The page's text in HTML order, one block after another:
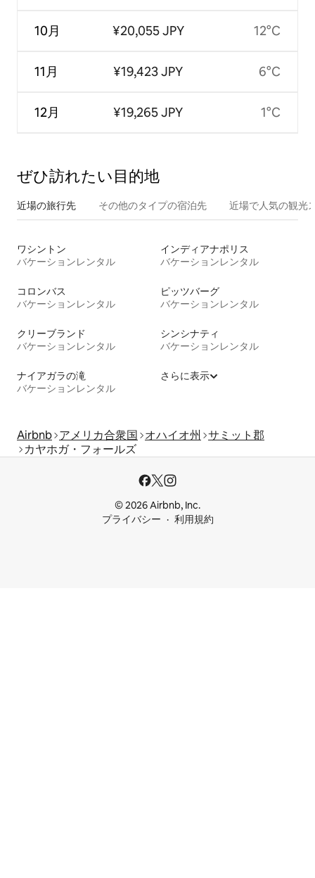
10月
11月
12月
¥20,055 JPY
¥19,423 JPY
¥19,265 JPY
12°C
6°C
1°C
ぜひ訪⁠れ⁠た⁠い目⁠的⁠地
近場の旅行先 その他のタ⁠イ⁠プ⁠の宿⁠泊⁠先 近場で人気の観光
ワシントン
バケーションレンタル
インディアナポリス
バケーションレンタル
コロンバス
バケーションレンタル
ピッツバーグ
バケーションレンタル
クリーブランド
バケーションレンタル
シンシナティ
バケーションレンタル
ナイアガラの滝
バケーションレンタル
さらに表示
Airbnb アメリカ合衆国 オハイオ州
サミット郡
カヤホガ・フォールズ
© 2026 Airbnb, Inc.
プライバシー
利用規約